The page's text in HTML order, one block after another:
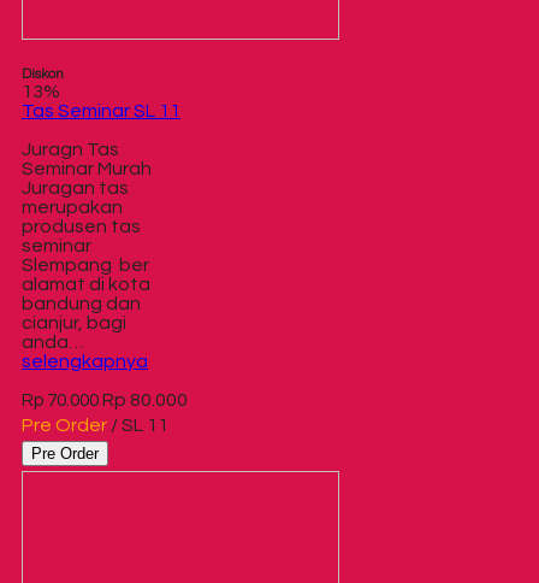
Diskon
13%
Tas Seminar SL 11
Juragn Tas
Seminar Murah
Juragan tas
merupakan
produsen tas
seminar
Slempang ber
alamat di kota
bandung dan
cianjur, bagi
anda…
selengkapnya
Rp 70.000 Rp 80.000
Pre Order / SL 11
Pre Order